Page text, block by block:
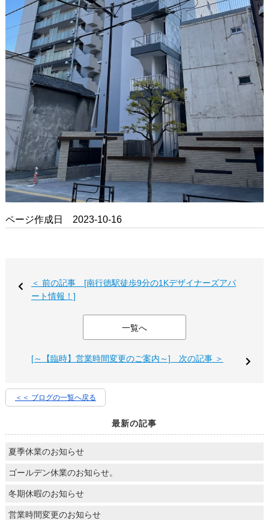
ページ作成日 2023-10-16
＜ 前の記事 [南行徳駅徒歩9分の1Kデザイナーズアパ
ート情報！]
一覧へ
[～【臨時】営業時間変更のご案内～] 次の記事 ＞
＜＜ ブログの一覧へ戻る
最新の記事
夏季休業のお知らせ
ゴールデン休業のお知らせ。
冬期休暇のお知らせ
営業時間変更のお知らせ